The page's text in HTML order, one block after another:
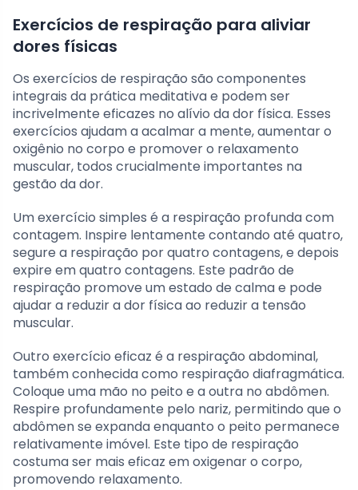
Exercícios de respiração para aliviar
dores físicas
Os exercícios de respiração são componentes
integrais da prática meditativa e podem ser
incrivelmente eficazes no alívio da dor física. Esses
exercícios ajudam a acalmar a mente, aumentar o
oxigênio no corpo e promover o relaxamento
muscular, todos crucialmente importantes na
gestão da dor.
Um exercício simples é a respiração profunda com
contagem. Inspire lentamente contando até quatro,
segure a respiração por quatro contagens, e depois
expire em quatro contagens. Este padrão de
respiração promove um estado de calma e pode
ajudar a reduzir a dor física ao reduzir a tensão
muscular.
Outro exercício eficaz é a respiração abdominal,
também conhecida como respiração diafragmática.
Coloque uma mão no peito e a outra no abdômen.
Respire profundamente pelo nariz, permitindo que o
abdômen se expanda enquanto o peito permanece
relativamente imóvel. Este tipo de respiração
costuma ser mais eficaz em oxigenar o corpo,
promovendo relaxamento.